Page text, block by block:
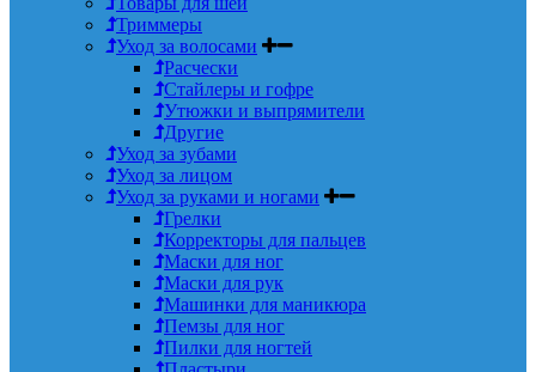
Триммеры
Уход за волосами
Расчески
Стайлеры и гофре
Утюжки и выпрямители
Другие
Уход за зубами
Уход за лицом
Уход за руками и ногами
Грелки
Корректоры для пальцев
Маски для ног
Маски для рук
Машинки для маникюра
Пемзы для ног
Пилки для ногтей